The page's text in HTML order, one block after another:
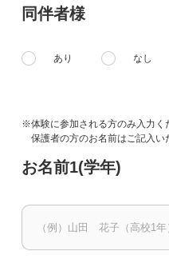
同伴者様
あり なし
※体験に参加される方のみ入力く
保護者の方のお名前はご記入い
お名前1(学年)